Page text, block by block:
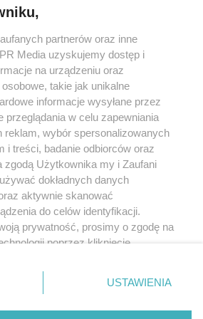
w serwisie nie może być powielany i
rozpowszechniany w jakikolwiek sposób (w
mechaniczny) na jakimkolwiek polu
formie, włącznie z umieszczaniem w
właściciela praw. Jakiekolwiek użycie lub
lub w części z naruszeniem prawa, tzn.
pod groźbą kary i może być ścigane
O nas
prawne
Nasze serwisy
partnerów oraz inne
Media uzyskujemy dostęp i
na urządzeniu oraz
takie jak unikalne
informacje wysyłane przez
przeglądania w celu zapewniania
reklam, wybór spersonalizowanych
i treści, badanie odbiorców oraz
zgodą Użytkownika my i Zaufani
dokładnych danych
aktywnie skanować
do celów identyfikacji.
prywatność, prosimy o zgodę na
poprzez kliknięcie
przycisk ustawień prywatności
dolnym rogu strony
danych nie wymagają zgody
USTAWIENIA